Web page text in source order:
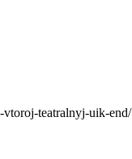
vtoroj-teatralnyj-uik-end/